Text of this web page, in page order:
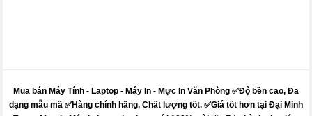
Mua bán Máy Tính - Laptop - Máy In - Mực In Văn Phòng ✅Độ bền cao, Đa
dạng mẫu mã ✅Hàng chính hãng, Chất lượng tốt. ✅Giá tốt hơn tại Đại Minh